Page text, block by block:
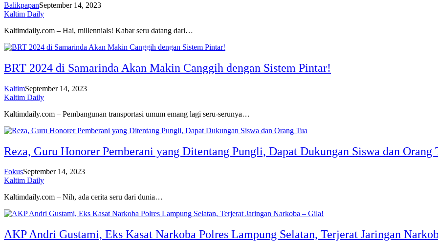
BalikpapanSeptember 14, 2023
Kaltim Daily
Kaltimdaily.com – Hai, millennials! Kabar seru datang dari…
BRT 2024 di Samarinda Akan Makin Canggih dengan Sistem Pintar!
KaltimSeptember 14, 2023
Kaltim Daily
Kaltimdaily.com – Pembangunan transportasi umum emang lagi seru-serunya…
Reza, Guru Honorer Pemberani yang Ditentang Pungli, Dapat Dukungan Siswa dan Orang
FokusSeptember 14, 2023
Kaltim Daily
Kaltimdaily.com – Nih, ada cerita seru dari dunia…
AKP Andri Gustami, Eks Kasat Narkoba Polres Lampung Selatan, Terjerat Jaringan